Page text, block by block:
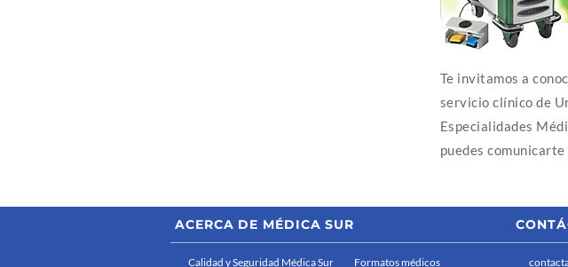
Te invitamos a
servicio clínico de
Especialidades
puedes
ACERCA DE MÉDICA SUR
Calidad y Seguridad Médica Sur Formatos médicos